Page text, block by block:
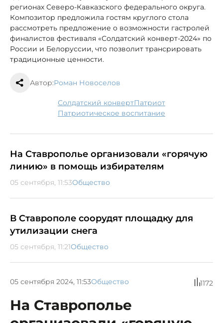
регионах Северо-Кавказского федерального округа.
Композитор предложила гостям круглого стола
рассмотреть предложение о возможности гастролей
финалистов фестиваля «Солдатский конверт-2024» по
России и Белоруссии, что позволит трансрировать
традиционные ценности.
Автор:Роман Новоселов
Солдатский конверт
патриот
патриотическое воспитание
На Ставрополье организовали «горячую
линию» в помощь избирателям
05 сентября, 11:53Общество
В Ставрополе соорудят площадку для
утилизации снега
05 сентября, 11:21Общество
05 сентября 2024, 11:53Общество 1172
На Ставрополье